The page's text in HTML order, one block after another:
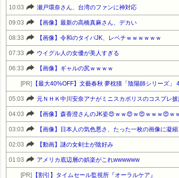
10:03 瀬戸環奈さん、台湾のファンに神対応
09:03 【画像】最新の高橋真麻さん、デカい
08:33 【画像】令和のタイパJK、レベチｗｗｗｗｗｗ
07:33 ウイグル人の女優が美人すぎる
06:33 【画像】ギャルの尻ｗｗｗｗ
[PR] 【最大40%OFF】文藝春秋 夢枕獏「陰陽師シリーズ」
05:03 元ＮＨＫ中川安奈アナがミニスカポリスのコスプレ披
04:03 【画像】森香澄さんのJK姿😍ｗｗ😍ｗ😍ｗｗｗ😍ｗ
03:03 【画像】日本人の気色悪さ、たった一枚の画像に凝
02:03 【動画】謎の女剣士が陰好み
01:03 アメリカ底辺層の娯楽がこれwwwwww
[PR] 【割引】タイムセール監視所『オーラルケア』